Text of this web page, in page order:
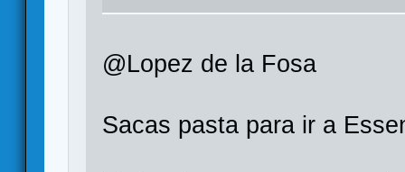
@Lopez de la Fosa
Sacas pasta para ir a